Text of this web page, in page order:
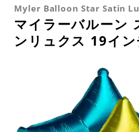
Myler Balloon Star Satin
マイラーバルーン
ンリュクス 19イン